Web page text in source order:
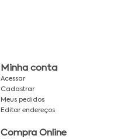
Minha conta
Acessar
Cadastrar
Meus pedidos
Editar endereços
Compra Online